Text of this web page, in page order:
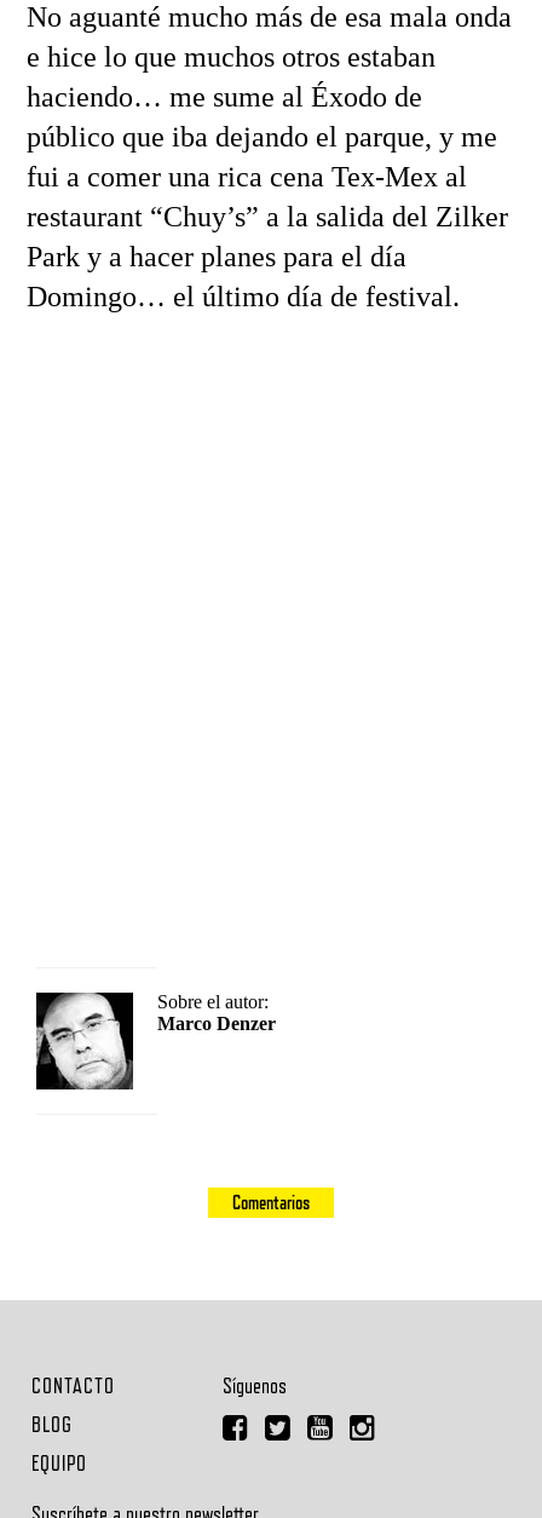
No aguanté mucho más de esa mala onda
e hice lo que muchos otros estaban
haciendo… me sume al Éxodo de
público que iba dejando el parque, y me
fui a comer una rica cena Tex-Mex al
restaurant “Chuy’s” a la salida del Zilker
Park y a hacer planes para el día
Domingo… el último día de festival.
Sobre el autor:
Marco Denzer
Comentarios
CONTACTO
BLOG
EQUIPO
Síguenos